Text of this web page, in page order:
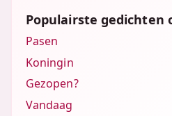
Populairste gedichten
Pasen
Koningin
Gezopen?
Vandaag